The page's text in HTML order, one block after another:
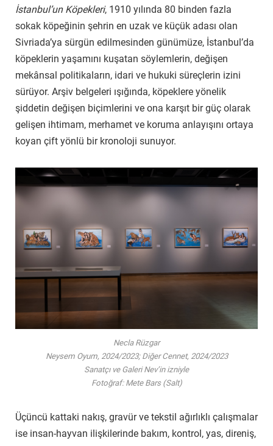
İstanbul’un Köpekleri, 1910 yılında 80 binden fazla
sokak köpeğinin şehrin en uzak ve küçük adası olan
Sivriada’ya sürgün edilmesinden günümüze, İstanbul’da
köpeklerin yaşamını kuşatan söylemlerin, değişen
mekânsal politikaların, idari ve hukuki süreçlerin izini
sürüyor. Arşiv belgeleri ışığında, köpeklere yönelik
şiddetin değişen biçimlerini ve ona karşıt bir güç olarak
gelişen ihtimam, merhamet ve koruma anlayışını ortaya
koyan çift yönlü bir kronoloji sunuyor.
Necla Rüzgar
Neysem Oyum, 2024/2023; Diğer Cennet, 2024/2023
Sanatçı ve Galeri Nev’in izniyle
Fotoğraf: Mete Bars (Salt)
Üçüncü kattaki nakış, gravür ve tekstil ağırlıklı çalışmalar
ise insan-hayvan ilişkilerinde bakım, kontrol, yas, direniş,